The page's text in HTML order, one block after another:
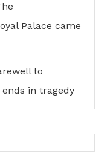
Palace came
to
in tragedy